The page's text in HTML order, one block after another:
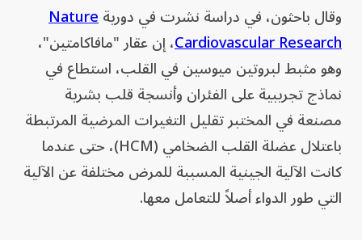
وقال باحثون، في دراسة نشرت في دوريةNature
Cardiovascular Research، إن عقار "مافاكامتين"،
وهو مثبط لبروتين ميوسين في القلب، استطاع في
نماذج تجريبية على الفئران وأنسجة قلب بشرية
مصنعة في المختبر تقليل التغيرات المرضية المرتبطة
باعتلال عضلة القلب الضخامي (HCM)، حتى عندما
كانت الآلية الجينية المسببة للمرض مختلفة عن الآلية
التي طور الدواء أصلاً للتعامل معها.